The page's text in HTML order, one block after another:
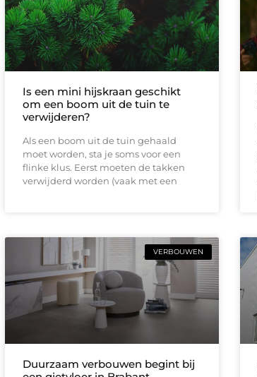
Is een mini hijskraan geschikt
om een boom uit de tuin te
verwijderen?
Als een boom uit de tuin gehaald
moet worden, sta je soms voor een
flinke klus. Eerst moeten de takken
verwijderd worden (vaak met een
VERBOUWEN
Duurzaam verbouwen begint bij